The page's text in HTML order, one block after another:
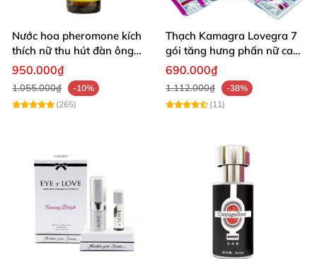
Nước hoa pheromone kích
thích nữ thu hút đàn ông
mạnh mẽ 10ml
950.000₫
1.055.000₫
-10%
(265)
Thạch Kamagra Lovegra 7
gói tăng hưng phấn nữ cao
cấp
690.000₫
1.112.000₫
-38%
(11)